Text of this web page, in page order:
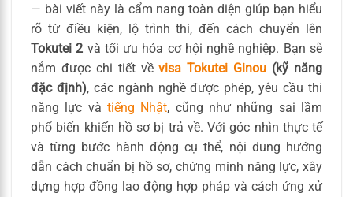
— bài viết này là cẩm nang toàn diện giúp bạn hiểu
rõ từ điều kiện, lộ trình thi, đến cách chuyển lên
Tokutei 2 và tối ưu hóa cơ hội nghề nghiệp. Bạn sẽ
nắm được chi tiết vềvisa Tokutei Ginou (kỹ năng
đặc định), các ngành nghề được phép, yêu cầu thi
năng lực và tiếng Nhật, cũng như những sai lầm
phổ biến khiến hồ sơ bị trả về. Với góc nhìn thực tế
và từng bước hành động cụ thể, nội dung hướng
dẫn cách chuẩn bị hồ sơ, chứng minh năng lực, xây
dựng hợp đồng lao động hợp pháp và cách ứng xử